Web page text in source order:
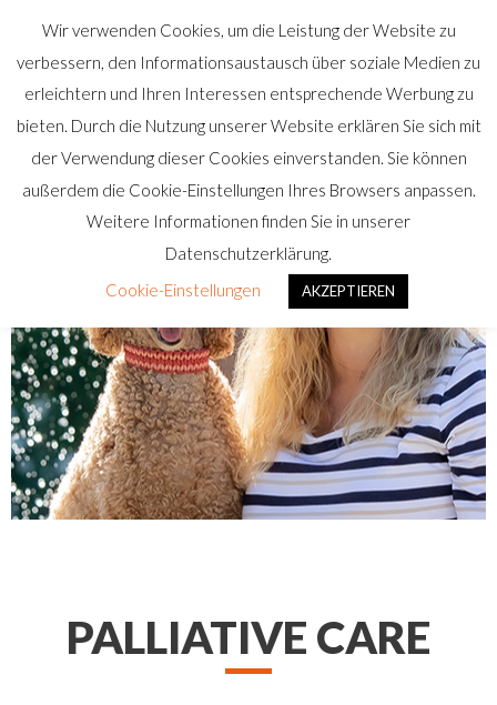
PALLIATIVE CARE
Wir verwenden Cookies, um die Leistung der Website zu
verbessern, den Informationsaustausch über soziale Medien zu
erleichtern und Ihren Interessen entsprechende Werbung zu
bieten. Durch die Nutzung unserer Website erklären Sie sich mit
der Verwendung dieser Cookies einverstanden. Sie können
außerdem die Cookie-Einstellungen Ihres Browsers anpassen.
Weitere Informationen finden Sie in unserer
Datenschutzerklärung.
Cookie-Einstellungen
AKZEPTIEREN